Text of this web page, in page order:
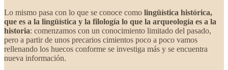
Lo mismo pasa con lo que se conoce como lingüística histórica,
que es a la lingüística y la filología lo que la arqueología es a la
historia: comenzamos con un conocimiento limitado del pasado,
pero a partir de unos precarios cimientos poco a poco vamos
rellenando los huecos conforme se investiga más y se encuentra
nueva información.